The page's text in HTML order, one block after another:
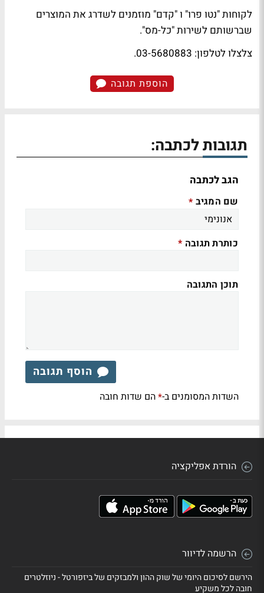
לקוחות "נטו פרו" ו "קדם" מוזמנים לשדרג את המוצרים
שברשותם לשירות "כל-מס".
צלצלו לטלפון: 03-5680883.
הוספת תגובה
תגובות לכתבה:
הגב לכתבה
שם המגיב *
כותרת תגובה *
תוכן התגובה
הוסף תגובה
השדות המסומנים ב-*הם שדות חובה
הורדת אפליקציה
הרשמה לדיוור
הירשם לסיכום היומי של שוק ההון ולמבזקים של ביזפורטל - ניוזלטרים
חובה לכל משקיע